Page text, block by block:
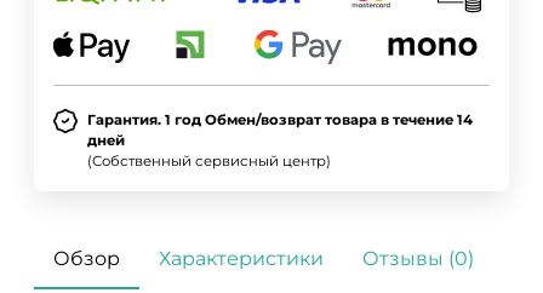
Гарантия. 1 год Обмен/возврат товара в течение 14
дней
(Собственный сервисный центр)
Обзор Характеристики Отзывы (0)